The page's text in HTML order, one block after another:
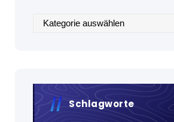
Kategorien
Schlagworte